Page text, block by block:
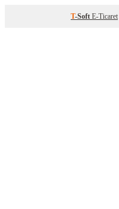
T-Soft E-Ticaret